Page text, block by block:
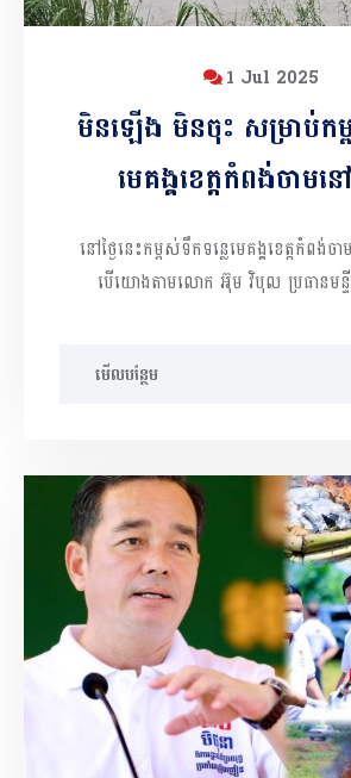
1 Jul 2025
មិនឡើង មិនចុះ សម្រាប់កម្
មេគង្គខេត្តកំពង់ចាមនៅ
នៅថ្ងៃនេះកម្ពស់ទឹកទន្លេមេគង្គខេត្តកំពង់
បើយោងតាមលោក អ៊ុម វិបុល ប្រធានមន្
មើលបន្ថែម